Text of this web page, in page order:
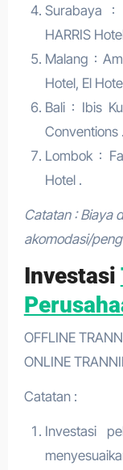
Surabaya :
HARRIS
Malang :
Hotel, El
Bali : Ibis
Conventions .
Lombok :
Hotel .
Catatan : Biaya
akomodasi/
Investasi
OFFLINE
ONLINE
Catatan :
Investasi